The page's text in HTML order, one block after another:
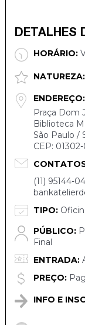
DETALHES
HORÁRIO:
NATUREZA:
ENDEREÇO:
Praça Dom
Biblioteca
São Paulo /
CEP:
(11) 95144-
TIPO:
PÚBLICO:
Final
ENTRADA:
PREÇO:
INFO E